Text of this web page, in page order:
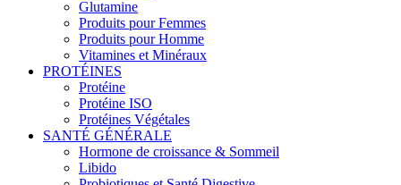
Glutamine
Produits pour Femmes
Produits pour Homme
Vitamines et Minéraux
PROTÉINES
Protéine
Protéine ISO
Protéines Végétales
SANTÉ GÉNÉRALE
Hormone de croissance & Sommeil
Libido